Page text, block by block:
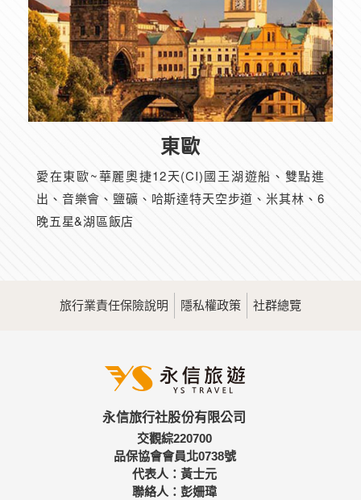
東歐
愛在東歐~華麗奧捷12天(CI)國王湖遊船、雙點進
出、音樂會、鹽礦、哈斯達特天空步道、米其林、6
晚五星&湖區飯店
旅行業責任保險說明 隱私權政策 社群總覽
永信旅行社股份有限公司
交觀綜220700
品保協會會員北0738號
代表人：黃士元
聯絡人：彭姍瑋